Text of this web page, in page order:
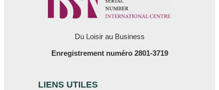
Du Loisir au Business
Enregistrement numéro 2801-3719
LIENS UTILES